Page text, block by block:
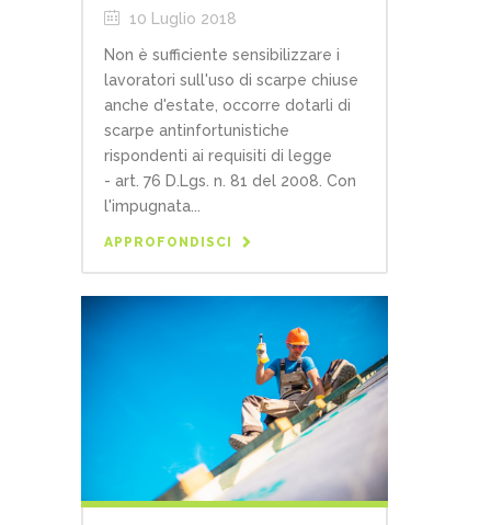
10 Luglio 2018
Non è sufficiente sensibilizzare i
lavoratori sull'uso di scarpe chiuse
anche d'estate, occorre dotarli di
scarpe antinfortunistiche
rispondenti ai requisiti di legge
- art. 76 D.Lgs. n. 81 del 2008. Con
l'impugnata...
APPROFONDISCI